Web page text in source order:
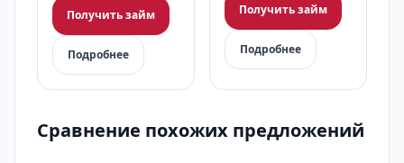
Получить займ
Подробнее
Получить займ
Подробнее
Сравнение похожих предложений